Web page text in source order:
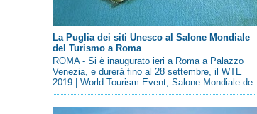
La Puglia dei siti Unesco al Salone Mondiale
del Turismo a Roma
ROMA - Si è inaugurato ieri a Roma a Palazzo
Venezia, e durerà fino al 28 settembre, il WTE
2019 | World Tourism Event, Salone Mondiale de...